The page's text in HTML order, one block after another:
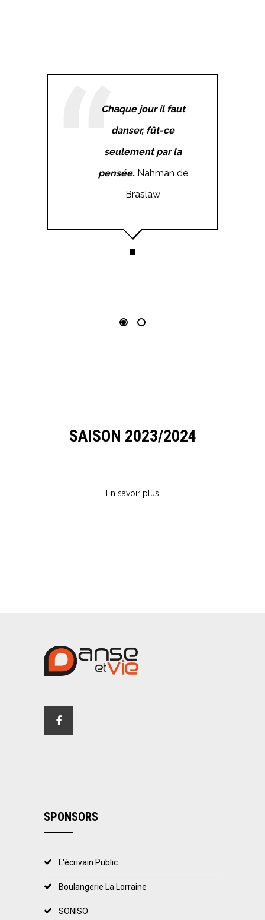
Chaque jour il faut
danser, fût-ce
seulement par la
pensée. Nahman de
Braslaw
SAISON 2023/2024
En savoir plus
SPONSORS
L'écrivain Public
Boulangerie La Lorraine
SONISO